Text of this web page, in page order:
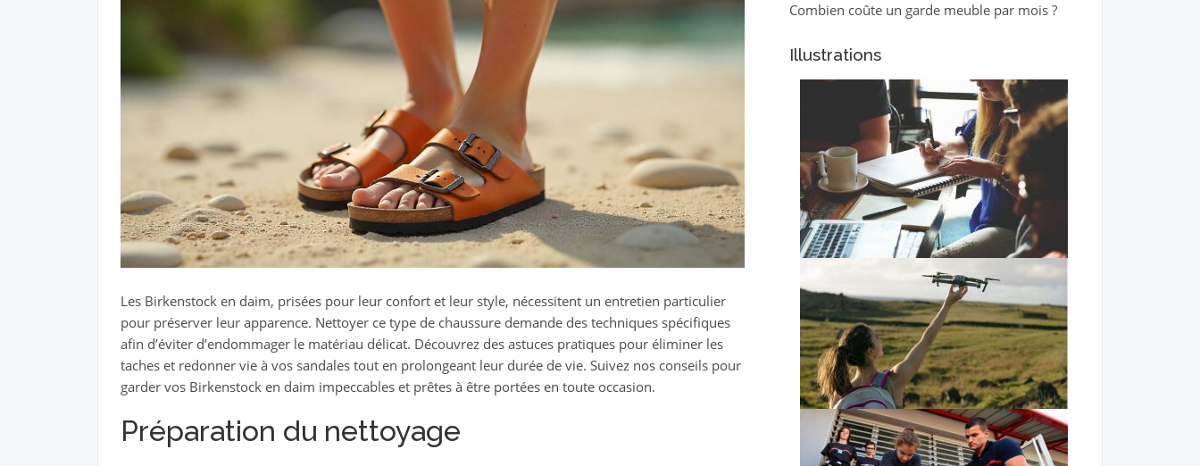
Les Birkenstock en daim, prisées pour leur confort et leur style, nécessitent un entretien particulier
pour préserver leur apparence. Nettoyer ce type de chaussure demande des techniques spécifiques
afin d’éviter d’endommager le matériau délicat. Découvrez des astuces pratiques pour éliminer les
taches et redonner vie à vos sandales tout en prolongeant leur durée de vie. Suivez nos conseils pour
garder vos Birkenstock en daim impeccables et prêtes à être portées en toute occasion.
Préparation du nettoyage
Combien coûte un garde meuble par mois ?
Illustrations